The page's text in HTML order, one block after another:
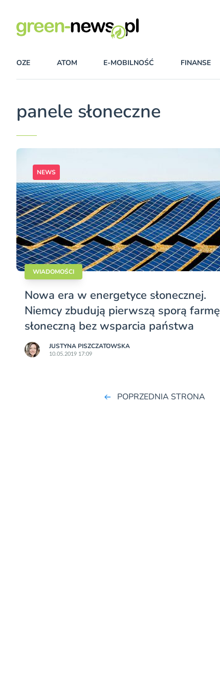
OZE ATOM E-MOBILNOŚĆ FINANSE
panele słoneczne
NEWS
WIADOMOŚCI
Nowa era w energetyce słonecznej.
Niemcy zbudują pierwszą sporą farmę
słoneczną bez wsparcia państwa
JUSTYNA PISZCZATOWSKA
10.05.2019 17:09
POPRZEDNIA STRONA